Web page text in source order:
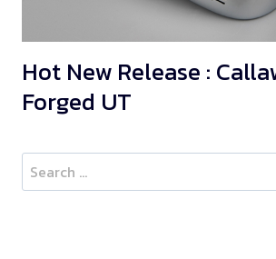
Hot New Release :
Forged UT
Search
for: